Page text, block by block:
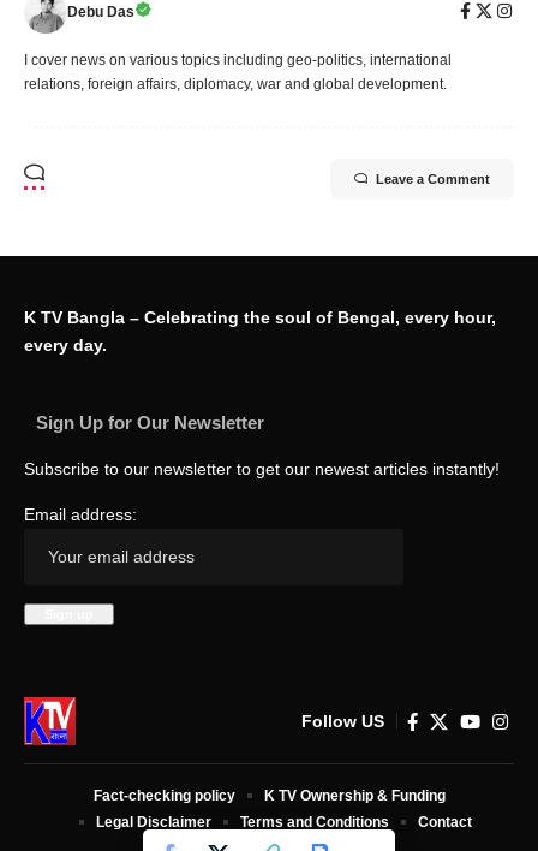
Debu Das
I cover news on various topics including geo-politics, international
relations, foreign affairs, diplomacy, war and global development.
Leave a Comment
K TV Bangla – Celebrating the soul of Bengal, every hour,
every day.
Sign Up for Our Newsletter
Subscribe to our newsletter to get our newest articles instantly!
Email address:
Follow US
Fact-checking policy
K TV Ownership & Funding
Legal Disclaimer
Terms and Conditions Contact